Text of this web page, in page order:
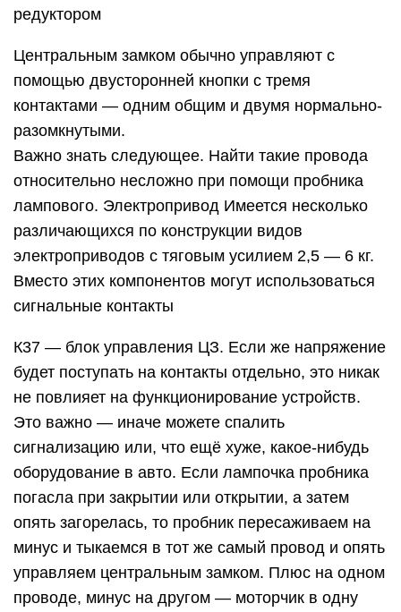
редуктором
Центральным замком обычно управляют с
помощью двусторонней кнопки с тремя
контактами — одним общим и двумя нормально-
разомкнутыми.
Важно знать следующее. Найти такие провода
относительно несложно при помощи пробника
лампового. Электропривод Имеется несколько
различающихся по конструкции видов
электроприводов с тяговым усилием 2,5 — 6 кг.
Вместо этих компонентов могут использоваться
сигнальные контакты
К37 — блок управления ЦЗ. Если же напряжение
будет поступать на контакты отдельно, это никак
не повлияет на функционирование устройств.
Это важно — иначе можете спалить
сигнализацию или, что ещё хуже, какое-нибудь
оборудование в авто. Если лампочка пробника
погасла при закрытии или открытии, а затем
опять загорелась, то пробник пересаживаем на
минус и тыкаемся в тот же самый провод и опять
управляем центральным замком. Плюс на одном
проводе, минус на другом — моторчик в одну